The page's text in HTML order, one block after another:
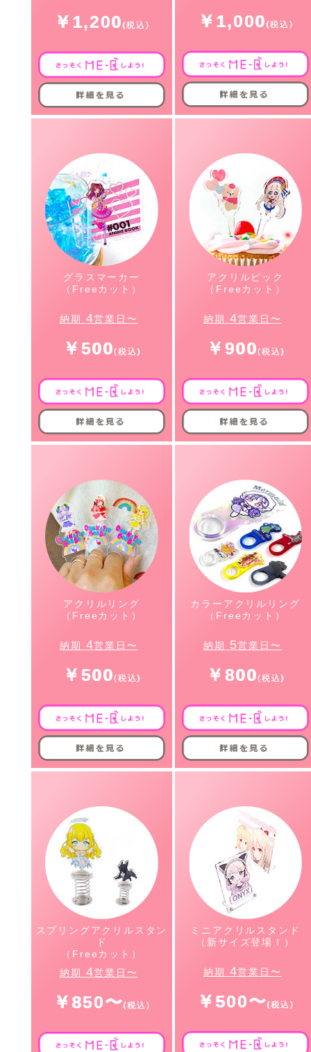
￥1,200 ￥1,000
グラスマーカー
（Freeカット）
納期 4営業日〜
￥500
アクリルピック
（Freeカット）
納期 4営業日〜
￥900
アクリルリング
（Freeカット）
納期 4営業日〜
￥500
カラーアクリルリング
（Freeカット）
納期 5営業日〜
￥800
スプリングアクリルスタン
ド
（Freeカット）
納期 4営業日〜
￥850〜
ミニアクリルスタンド
（新サイズ登場！）
納期 4営業日〜
￥500〜